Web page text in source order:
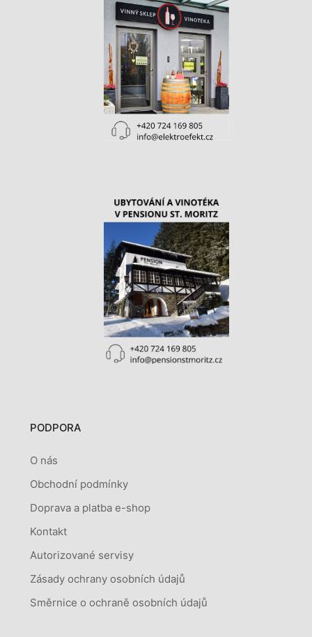
PODPORA
O nás
Obchodní podmínky
Doprava a platba e-shop
Kontakt
Autorizované servisy
Zásady ochrany osobních údajů
Směrnice o ochraně osobních údajů